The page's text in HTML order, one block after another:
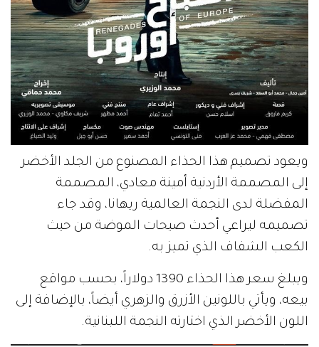
ويعود تصميم هذا الحذاء المصنوع من الجلد الأخضر
إلى المصممة الأردنية أمينة معادي، المصممة
المفضلة لدى النجمة العالمية ريهانا، وقد جاء
تصميمه ليراعي أحدث صيحات الموضة من حيث
الكعب الشفاف الذي تميز به.
ويبلغ سعر هذا الحذاء 1390 دولاراً، بحسب مواقع
بيعه، ويأتي باللونين الأزرق والزهري أيضاً، بالإضافة إلى
اللون الأخضر الذي اختارته النجمة اللبنانية.